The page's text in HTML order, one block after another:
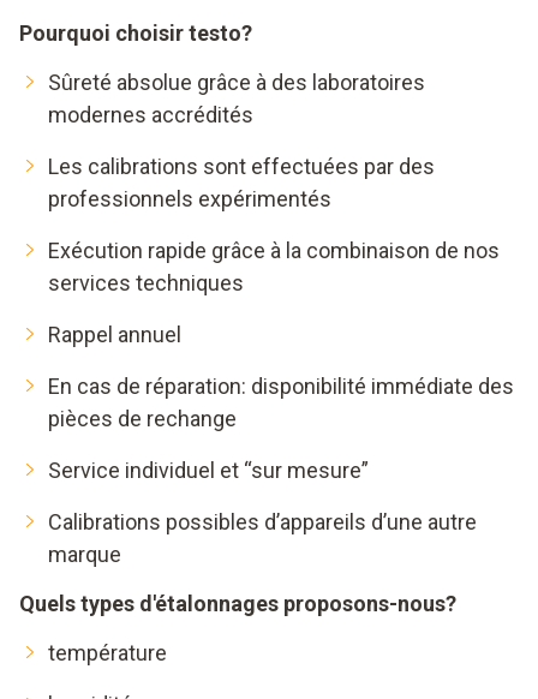
Pourquoi choisir testo?
Sûreté absolue grâce à des laboratoires
modernes accrédités
Les calibrations sont effectuées par des
professionnels expérimentés
Exécution rapide grâce à la combinaison de nos
services techniques
Rappel annuel
En cas de réparation: disponibilité immédiate des
pièces de rechange
Service individuel et “sur mesure”
Calibrations possibles d’appareils d’une autre
marque
Quels types d'étalonnages proposons-nous?
température